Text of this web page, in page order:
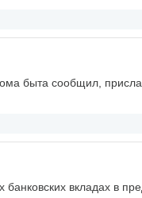
быта сообщил,
вкладах в